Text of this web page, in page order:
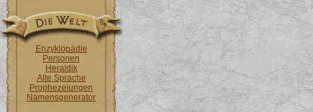
Enzyklopädie
Personen
Heraldik
Alte Sprache
Prophezeiungen
Namensgenerator